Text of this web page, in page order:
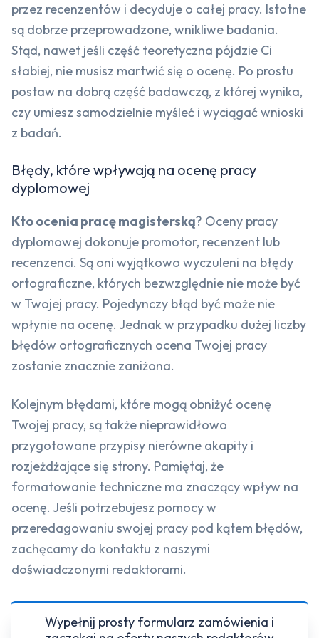
przez recenzentów i decyduje o całej pracy. Istotne
są dobrze przeprowadzone, wnikliwe badania.
Stąd, nawet jeśli część teoretyczna pójdzie Ci
słabiej, nie musisz martwić się o ocenę. Po prostu
postaw na dobrą część badawczą, z której wynika,
czy umiesz samodzielnie myśleć i wyciągać wnioski
z badań.
Błędy, które wpływają na ocenę pracy
dyplomowej
Kto ocenia pracę magisterską? Oceny pracy
dyplomowej dokonuje promotor, recenzent lub
recenzenci. Są oni wyjątkowo wyczuleni na błędy
ortograficzne, których bezwzględnie nie może być
w Twojej pracy. Pojedynczy błąd być może nie
wpłynie na ocenę. Jednak w przypadku dużej liczby
błędów ortograficznych ocena Twojej pracy
zostanie znacznie zaniżona.
Kolejnym błędami, które mogą obniżyć ocenę
Twojej pracy, są także nieprawidłowo
przygotowane przypisy nierówne akapity i
rozjeżdżające się strony. Pamiętaj, że
formatowanie techniczne ma znaczący wpływ na
ocenę. Jeśli potrzebujesz pomocy w
przeredagowaniu swojej pracy pod kątem błędów,
zachęcamy do kontaktu z naszymi
doświadczonymi redaktorami.
Wypełnij prosty formularz zamówienia i